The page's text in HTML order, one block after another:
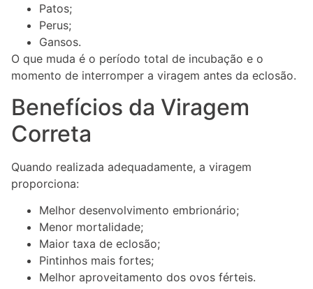
Patos;
Perus;
Gansos.
O que muda é o período total de incubação e o
momento de interromper a viragem antes da eclosão.
Benefícios da Viragem
Correta
Quando realizada adequadamente, a viragem
proporciona:
Melhor desenvolvimento embrionário;
Menor mortalidade;
Maior taxa de eclosão;
Pintinhos mais fortes;
Melhor aproveitamento dos ovos férteis.